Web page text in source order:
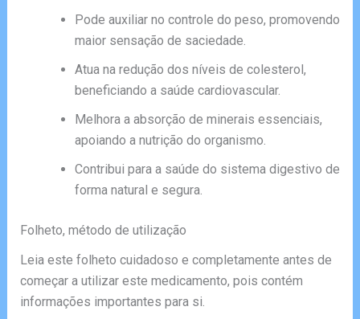
Pode auxiliar no controle do peso, promovendo
maior sensação de saciedade.
Atua na redução dos níveis de colesterol,
beneficiando a saúde cardiovascular.
Melhora a absorção de minerais essenciais,
apoiando a nutrição do organismo.
Contribui para a saúde do sistema digestivo de
forma natural e segura.
Folheto, método de utilização
Leia este folheto cuidadoso e completamente antes de
começar a utilizar este medicamento, pois contém
informações importantes para si.